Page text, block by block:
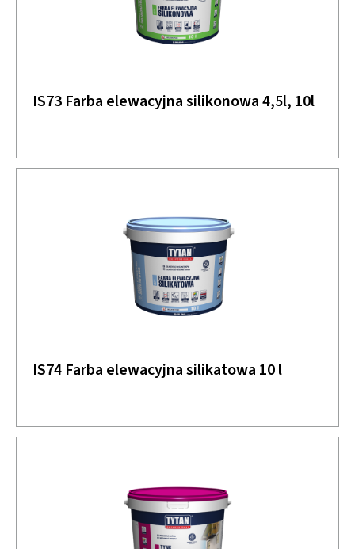
IS73 Farba elewacyjna silikonowa 4,5l, 10l
IS74 Farba elewacyjna silikatowa 10 l